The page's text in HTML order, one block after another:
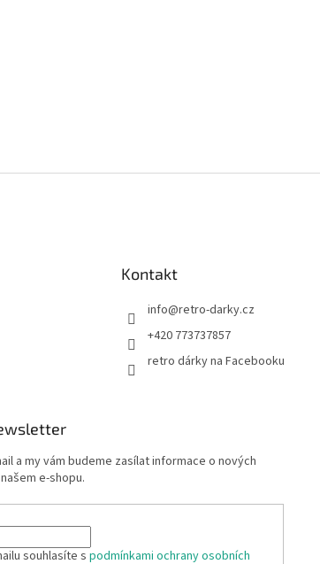
Kontakt
info@retro-darky.cz
+420 773737857
retro dárky na Facebooku
a my vám budeme zasílat informace o nových
e-shopu.
souhlasíte spodmínkami ochrany osobních